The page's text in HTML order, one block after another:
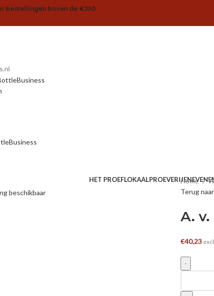
bestellingen boven de €250
HET PROEFLOKAALPROEVERIJEN
Home
Terug
A.
€40,23